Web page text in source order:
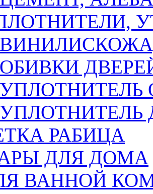
ОБИВКИ
УПЛОТНИТЕЛЬ
РАБИЦА
ДЛЯ ДОМА
ВАННОЙ